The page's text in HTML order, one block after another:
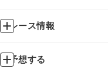
レース情報
予想する